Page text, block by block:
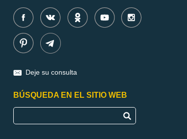
Deje su consulta
BÚSQUEDA EN EL SITIO WEB